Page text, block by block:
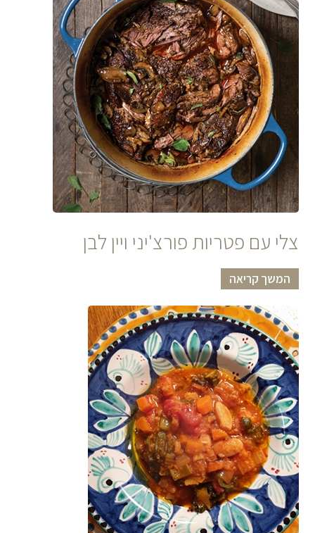
צלי עם פטריות פורצ'יני ויין לבן
המשך קריאה